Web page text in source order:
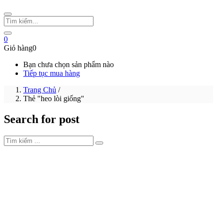
0
Giỏ hàng0
Bạn chưa chọn sản phẩm nào
Tiếp tục mua hàng
Trang Chủ /
Thẻ "heo lòi giống"
Search for post